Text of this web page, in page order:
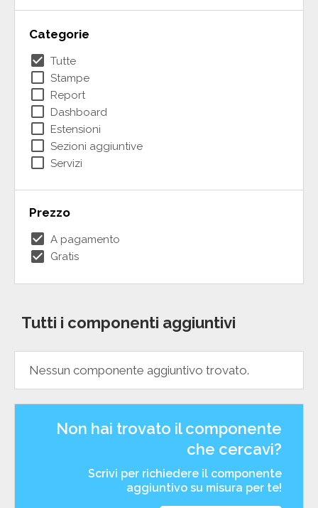
Categorie
check_box Tutte
check_box_outline_blank Stampe
check_box_outline_blank Report
check_box_outline_blank Dashboard
check_box_outline_blank Estensioni
check_box_outline_blank Sezioni aggiuntive
check_box_outline_blank Servizi
Prezzo
check_box A pagamento
check_box Gratis
Tutti i componenti aggiuntivi
Nessun componente aggiuntivo trovato.
Non hai trovato il componente
che cercavi?
Scrivi per richiedere il componente
aggiuntivo su misura per te!